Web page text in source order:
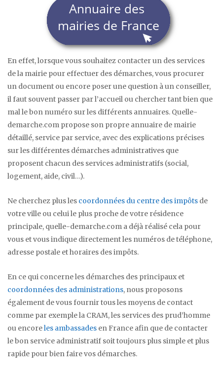
En effet, lorsque vous souhaitez contacter un des services
de la mairie pour effectuer des démarches, vous procurer
un document ou encore poser une question à un conseiller,
il faut souvent passer par l’accueil ou chercher tant bien que
mal le bon numéro sur les différents annuaires. Quelle-
demarche.com propose son propre annuaire de mairie
détaillé, service par service, avec des explications précises
sur les différentes démarches administratives que
proposent chacun des services administratifs (social,
logement, aide, civil…).
Ne cherchez plus les coordonnées du centre des impôts de
votre ville ou celui le plus proche de votre résidence
principale, quelle-demarche.com a déjà réalisé cela pour
vous et vous indique directement les numéros de téléphone,
adresse postale et horaires des impôts.
En ce qui concerne les démarches des principaux et
coordonnées des administrations, nous proposons
également de vous fournir tous les moyens de contact
comme par exemple la CRAM, les services des prud’homme
ou encoreles ambassades en France afin que de contacter
le bon service administratif soit toujours plus simple et plus
rapide pour bien faire vos démarches.